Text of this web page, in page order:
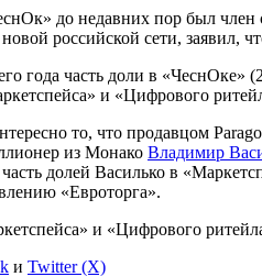
до недавних пор был член
российской сети,
года часть доли в
и «Цифрового
то, что продавцом
из Монако Владимир
долей Василько в
«Евроторга».
и «Цифрового
и Twitter (X)